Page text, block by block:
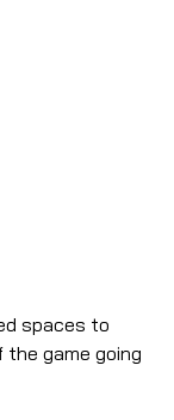
spaces to
game going